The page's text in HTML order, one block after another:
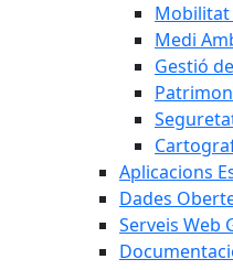
Medi
Gestió
Aplicacions
Dades
Serveis Web